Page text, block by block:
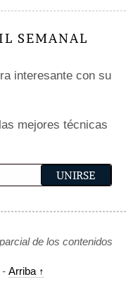
SEMANAL
interesante con su
mejores técnicas
de los contenidos
- Arriba ↑